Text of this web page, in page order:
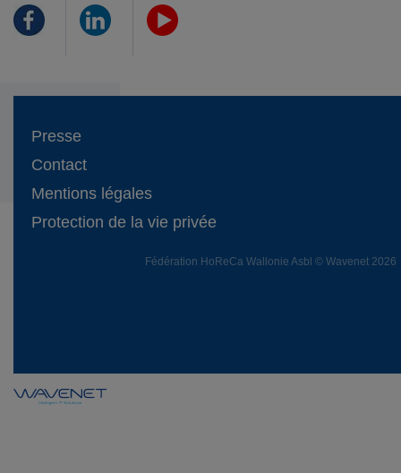
Presse
Contact
Mentions légales
Protection de la vie privée
Fédération HoReCa Wallonie Asbl © Wavenet 2026